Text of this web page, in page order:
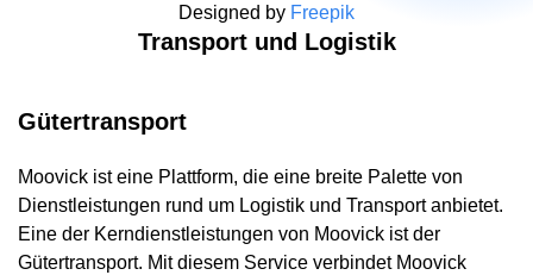
Designed by Freepik
Transport und Logistik
Gütertransport
Moovick ist eine Plattform, die eine breite Palette von
Dienstleistungen rund um Logistik und Transport anbietet.
Eine der Kerndienstleistungen von Moovick ist der
Gütertransport. Mit diesem Service verbindet Moovick